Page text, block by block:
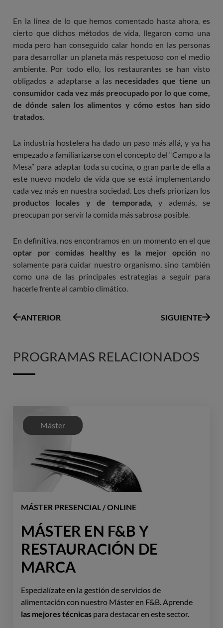
En la línea de lo que hemos comentado hasta ahora, es
cierto que dichos métodos de vida, llegaron como una
moda pero han conseguido calar hondo en las personas
para desarrollar un planeta más respetuoso con el medio
ambiente. Por todo ello, los restaurantes se han visto
obligados a adaptarse a las necesidades que tiene un
consumidor cada vez más preocupado por lo que come,
de dónde salen los alimentos y cómo estos han sido
tratados
La industria hostelera ha dado un paso más allá, y ya ha
empezado a familiarizarse con el concepto del “Campo a la
Mesa” para adaptar toda su cocina, o gran parte de ella a
este nuevo modelo de vida que se está implementando
cada vez más en nuestra sociedad. Los chefs priorizan los
productos locales y de temporada, y además, se
preocupan por servir la comida más sabrosa posible.
En definitiva, nos encontramos en un momento en el que
optar por comidas healthy es la mejor opción no
solamente para cuidar nuestro organismo, sino también
como una de las principales estrategias a seguir para
hacerle frente al cambio climático.
ANTERIOR SIGUIENTE
PROGRAMAS RELACIONADOS
MÁSTER PRESENCIAL / ONLINE
MÁSTER EN F&B Y
RESTAURACIÓN DE
MARCA
Especialízate en la gestión de servicios de
alimentación con nuestro Máster en F&B. Aprende
las mejores técnicas para destacar en este sector.
Máster